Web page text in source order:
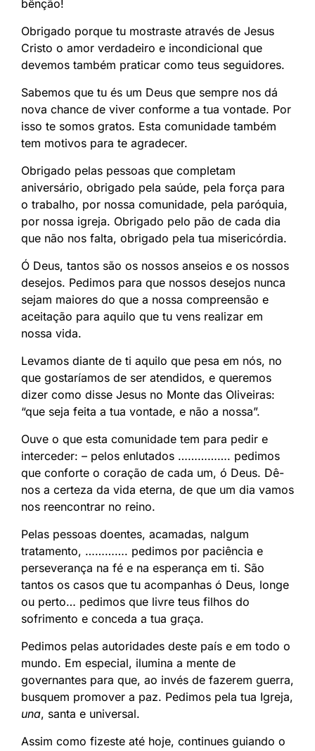
bênção!
Obrigado porque tu mostraste através de Jesus
Cristo o amor verdadeiro e incondicional que
devemos também praticar como teus seguidores.
Sabemos que tu és um Deus que sempre nos dá
nova chance de viver conforme a tua vontade. Por
isso te somos gratos. Esta comunidade também
tem motivos para te agradecer.
Obrigado pelas pessoas que completam
aniversário, obrigado pela saúde, pela força para
o trabalho, por nossa comunidade, pela paróquia,
por nossa igreja. Obrigado pelo pão de cada dia
que não nos falta, obrigado pela tua misericórdia.
Ó Deus, tantos são os nossos anseios e os nossos
desejos. Pedimos para que nossos desejos nunca
sejam maiores do que a nossa compreensão e
aceitação para aquilo que tu vens realizar em
nossa vida.
Levamos diante de ti aquilo que pesa em nós, no
que gostaríamos de ser atendidos, e queremos
dizer como disse Jesus no Monte das Oliveiras:
“que seja feita a tua vontade, e não a nossa”.
Ouve o que esta comunidade tem para pedir e
interceder: – pelos enlutados ……………. pedimos
que conforte o coração de cada um, ó Deus. Dê-
nos a certeza da vida eterna, de que um dia vamos
nos reencontrar no reino.
Pelas pessoas doentes, acamadas, nalgum
tratamento, …………. pedimos por paciência e
perseverança na fé e na esperança em ti. São
tantos os casos que tu acompanhas ó Deus, longe
ou perto… pedimos que livre teus filhos do
sofrimento e conceda a tua graça.
Pedimos pelas autoridades deste país e em todo o
mundo. Em especial, ilumina a mente de
governantes para que, ao invés de fazerem guerra,
busquem promover a paz. Pedimos pela tua Igreja,
una, santa e universal.
Assim como fizeste até hoje, continues guiando o